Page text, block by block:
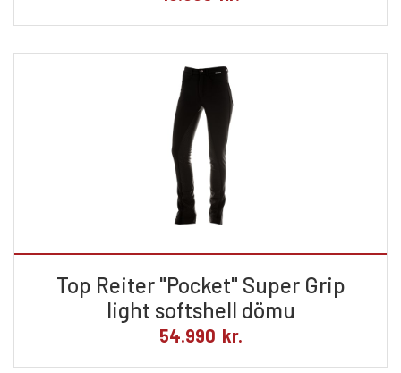
Top Reiter "Pocket" Super Grip
light softshell dömu
54.990 kr.